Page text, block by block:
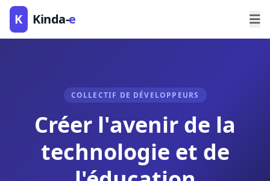
K Kinda-e
COLLECTIF DE DÉVELOPPEURS
Créer l'avenir de la
technologie et de